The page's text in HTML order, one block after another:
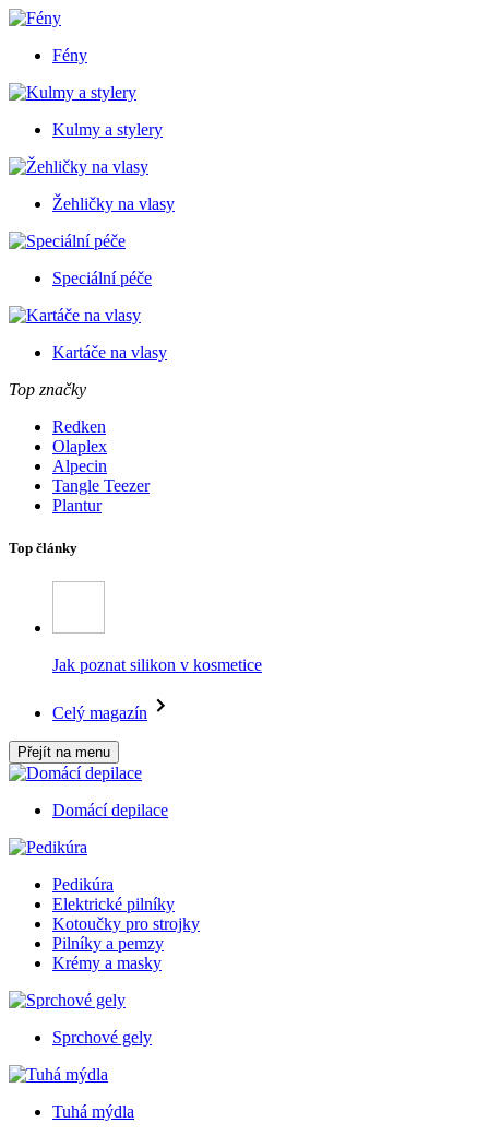
Fény
Kulmy a stylery
Žehličky na vlasy
Speciální péče
Kartáče na vlasy
Top značky
Redken
Olaplex
Alpecin
Tangle Teezer
Plantur
Top články
Jak poznat silikon v kosmetice
Celý magazín
Přejít na menu
Domácí depilace
Pedikúra
Elektrické pilníky
Kotoučky pro strojky
Pilníky a pemzy
Krémy a masky
Sprchové gely
Tuhá mýdla